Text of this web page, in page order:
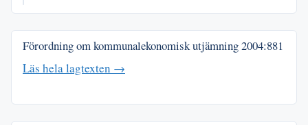
Förordning om kommunalekonomisk utjämning2004:881
Läs hela lagtexten →